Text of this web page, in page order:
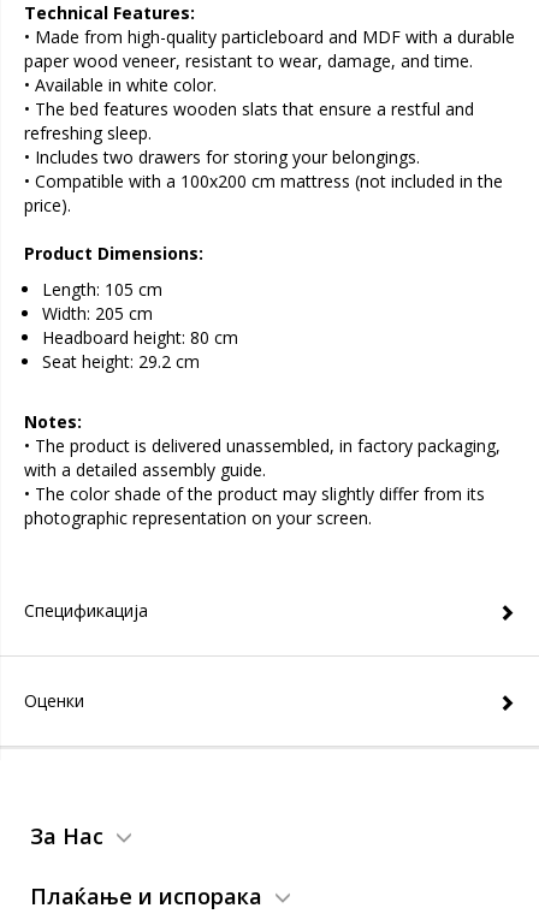
Technical Features:
• Made from high-quality particleboard and MDF with a durable
paper wood veneer, resistant to wear, damage, and time.
• Available in white color.
• The bed features wooden slats that ensure a restful and
refreshing sleep.
• Includes two drawers for storing your belongings.
• Compatible with a 100x200 cm mattress (not included in the
price).
Product Dimensions:
Length: 105 cm
Width: 205 cm
Headboard height: 80 cm
Seat height: 29.2 cm
Notes:
• The product is delivered unassembled, in factory packaging,
with a detailed assembly guide.
• The color shade of the product may slightly differ from its
photographic representation on your screen.
Спецификација
Оценки
За Нас
Плаќање и испорака